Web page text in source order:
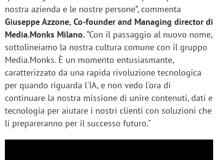
nostra azienda e le nostre persone”, commenta
Giuseppe Azzone, Co-founder and Managing director di
Media.Monks Milano.“Con il passaggio al nuovo nome,
sottolineiamo la nostra cultura comune con il gruppo
Media.Monks. È un momento entusiasmante,
caratterizzato da una rapida rivoluzione tecnologica
per quando riguarda l'IA, e non vedo l'ora di
continuare la nostra missione di unire contenuti, dati e
tecnologia per aiutare i nostri clienti con soluzioni che
li prepareranno per il successo futuro."